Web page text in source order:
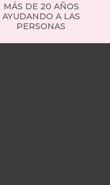
MÁS DE 20 AÑOS
AYUDANDO A LAS
PERSONAS